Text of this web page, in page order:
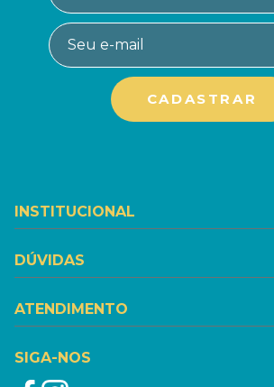
INSTITUCIONAL
DÚVIDAS
ATENDIMENTO
SIGA-NOS